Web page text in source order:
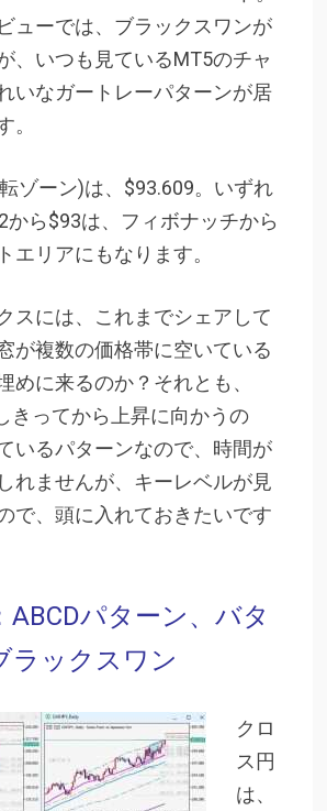
ューでは、ブラックスワンが
、いつも見ているMT5のチャ
いなガートレーパターンが居
。
ゾーン)は、$93.609。いずれ
から$93は、フィボナッチから
エリアにもなります。
スには、これまでシェアして
が複数の価格帯に空いている
めに来るのか？それとも、
きってから上昇に向かうの
いるパターンなので、時間が
れませんが、キーレベルが見
で、頭に入れておきたいです
ABCDパターン、バタ
ラックスワン
クロ
ス円
は、